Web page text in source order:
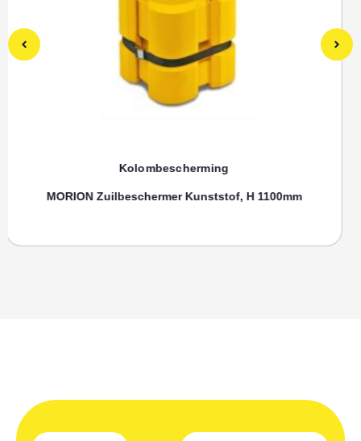
Kolombescherming
Toebehoren, SPANRIEM MORION Zuilenbeschermer